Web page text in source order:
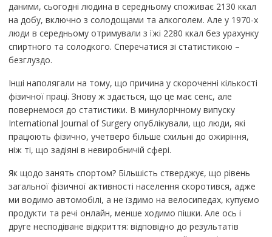
даними, сьогодні людина в середньому споживає 2130 ккал
на добу, включно з солодощами та алкоголем. Але у 1970-х
люди в середньому отримували з їжі 2280 ккал без урахунку
спиртного та солодкого. Сперечатися зі статистикою –
безглуздо.
Інші наполягали на тому, що причина у скороченні кількості
фізичної праці. Знову ж здається, що це має сенс, але
повернемося до статистики. В минулорічному випуску
International Journal of Surgery опублікували, що люди, які
працюють фізично, учетверо більше схильні до ожиріння,
ніж ті, що задіяні в невиробничій сфері.
Як щодо занять спортом? Більшість стверджує, що рівень
загальної фізичної активності населення скоротився, адже
ми водимо автомобілі, а не їздимо на велосипедах, купуємо
продукти та речі онлайн, менше ходимо пішки. Але ось і
друге несподіване відкриття: відповідно до результатів